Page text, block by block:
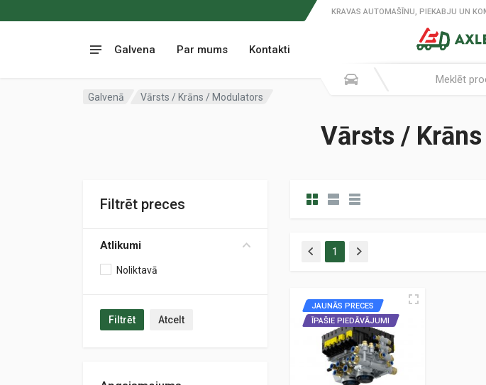
Galvena Par mums Kontakti
KRAVAS AUTOMAŠĪNU, PIEKABJU UN
Galvenā Vārsts / Krāns / Modulators
Vārsts /
Filtrēt preces
Atlikumi
Noliktavā
Filtrēt Atcelt
1
JAUNĀS PRECES
ĪPAŠIE PIEDĀVĀJUMI